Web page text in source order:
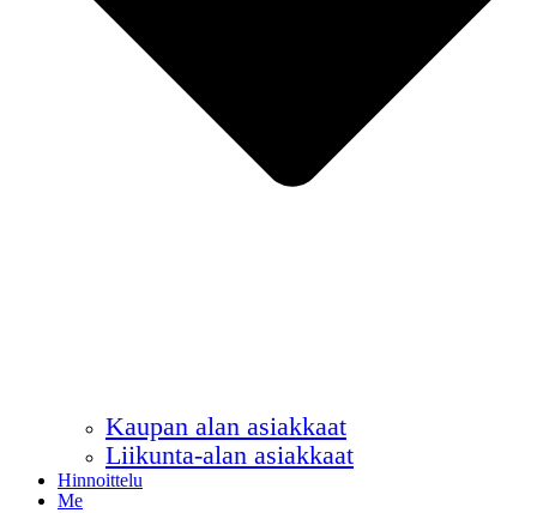
Kaupan alan asiakkaat
Liikunta-alan asiakkaat
Hinnoittelu
Me